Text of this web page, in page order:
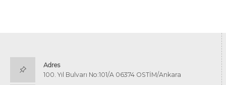
Adres
100. Yıl Bulvarı No:101/A 06374 OSTİM/Ankara